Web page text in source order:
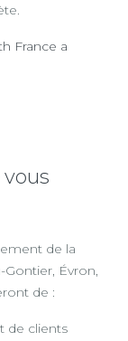
France a
de la
Gontier, Évron,
de :
de clients